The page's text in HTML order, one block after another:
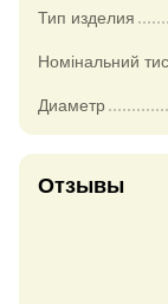
Тип изделия
Номінальний
Диаметр
Отзывы